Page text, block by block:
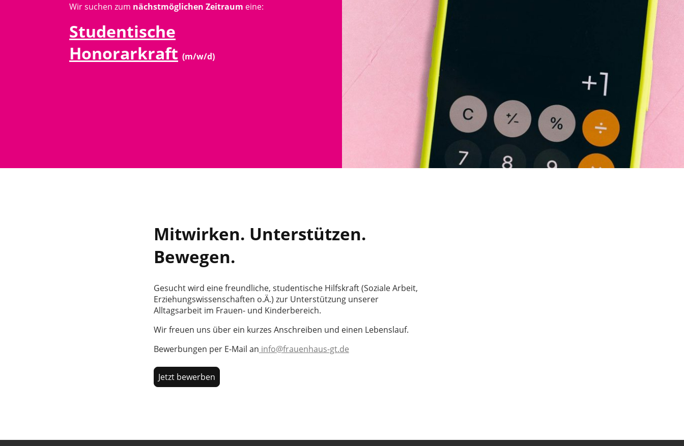
Wir suchen zum nächstmöglichen Zeitraum eine:
Studentische
Honorarkraft (m/w/d)
Mitwirken. Unterstützen.
Bewegen.
Gesucht wird eine freundliche, studentische Hilfskraft (Soziale Arbeit,
Erziehungswissenschaften o.Ä.) zur Unterstützung unserer
Alltagsarbeit im Frauen- und Kinderbereich.
Wir freuen uns über ein kurzes Anschreiben und einen Lebenslauf.
Bewerbungen per E-Mail an info@frauenhaus-gt.de
Jetzt bewerben